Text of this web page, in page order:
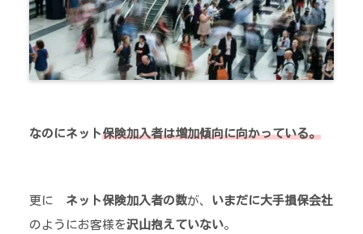
なのにネット保険加入者は増加傾向に向かっている。
更に ネット保険加入者の数が、 いまだに大手損保会社
のようにお客様を沢山抱えていない。